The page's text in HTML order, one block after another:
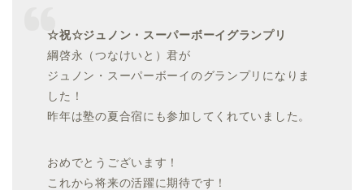
☆祝☆ジュノン・スーパーボーイグランプリ
綱啓永（つなけいと）君が
ジュノン・スーパーボーイのグランプリになりま
した！
昨年は塾の夏合宿にも参加してくれていました。
おめでとうございます！
これから将来の活躍に期待です！